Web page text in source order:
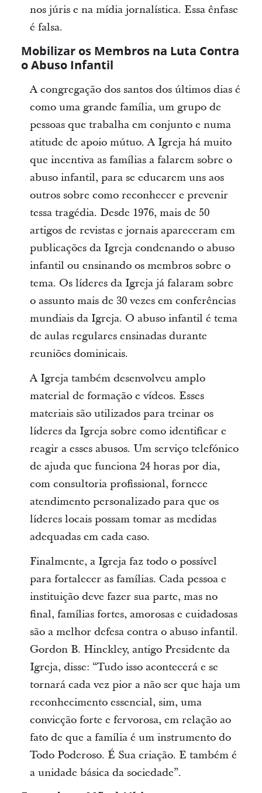
nos júris e na mídia jornalística. Essa ênfase
é falsa.
Mobilizar os Membros na Luta Contra
o Abuso Infantil
A congregação dos santos dos últimos dias é
como uma grande família, um grupo de
pessoas que trabalha em conjunto e numa
atitude de apoio mútuo. A Igreja há muito
que incentiva as famílias a falarem sobre o
abuso infantil, para se educarem uns aos
outros sobre como reconhecer e prevenir
tessa tragédia. Desde 1976, mais de 50
artigos de revistas e jornais apareceram em
publicações da Igreja condenando o abuso
infantil ou ensinando os membros sobre o
tema. Os líderes da Igreja já falaram sobre
o assunto mais de 30 vezes em conferências
mundiais da Igreja. O abuso infantil é tema
de aulas regulares ensinadas durante
reuniões dominicais.
A Igreja também desenvolveu amplo
material de formação e vídeos. Esses
materiais são utilizados para treinar os
líderes da Igreja sobre como identificar e
reagir a esses abusos. Um serviço telefónico
de ajuda que funciona 24 horas por dia,
com consultoria profissional, fornece
atendimento personalizado para que os
líderes locais possam tomar as medidas
adequadas em cada caso.
Finalmente, a Igreja faz todo o possível
para fortalecer as famílias. Cada pessoa e
instituição deve fazer sua parte, mas no
final, famílias fortes, amorosas e cuidadosas
são a melhor defesa contra o abuso infantil.
Gordon B. Hinckley, antigo Presidente da
Igreja, disse: “Tudo isso acontecerá e se
tornará cada vez pior a não ser que haja um
reconhecimento essencial, sim, uma
convicção forte e fervorosa, em relação ao
fato de que a família é um instrumento do
Todo Poderoso. É Sua criação. E também é
a unidade básica da sociedade”.